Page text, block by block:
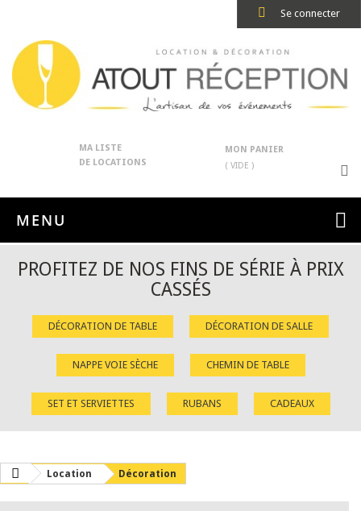
Se connecter
MA LISTE
DE LOCATIONS
MON PANIER
( VIDE )
MENU
PROFITEZ DE NOS FINS DE SÉRIE À PRIX
CASSÉS
DÉCORATION DE TABLE DÉCORATION DE SALLE
NAPPE VOIE SÈCHE CHEMIN DE TABLE
SET ET SERVIETTES RUBANS CADEAUX
Location Décoration